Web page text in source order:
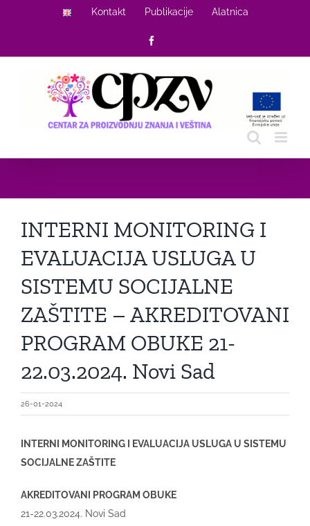
Kontakt Publikacije Alatnica
INTERNI MONITORING I
EVALUACIJA USLUGA U
SISTEMU SOCIJALNE
ZAŠTITE – AKREDITOVANI
PROGRAM OBUKE 21-
22.03.2024. Novi Sad
26-01-2024
INTERNI MONITORING I EVALUACIJA USLUGA U SISTEMU
SOCIJALNE ZAŠTITE
AKREDITOVANI PROGRAM OBUKE
21-22.03.2024. Novi Sad